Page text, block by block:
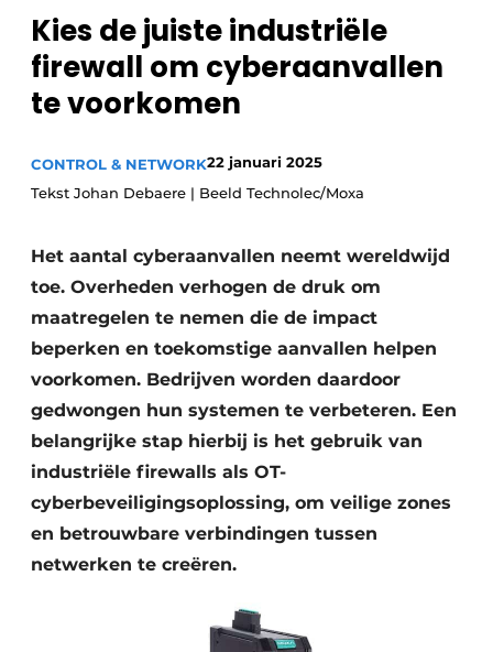
Privacy / Cookie statement
Vacature aanmelden
Vacatures
Kies de juiste industriële
firewall om cyberaanvallen
te voorkomen
CONTROL & NETWORK22 januari 2025
Tekst Johan Debaere | Beeld Technolec/Moxa
Het aantal cyberaanvallen neemt wereldwijd
toe. Overheden verhogen de druk om
maatregelen te nemen die de impact
beperken en toekomstige aanvallen helpen
voorkomen. Bedrijven worden daardoor
gedwongen hun systemen te verbeteren. Een
belangrijke stap hierbij is het gebruik van
industriële firewalls als OT-
cyberbeveiligingsoplossing, om veilige zones
en betrouwbare verbindingen tussen
netwerken te creëren.